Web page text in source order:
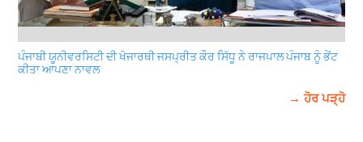
ਪੰਜਾਬੀ ਯੂਨੀਵਰਸਿਟੀ ਦੀ ਖੋਜਾਰਥੀ ਜਸਪ੍ਰੀਤ ਕੌਰ ਸਿੱਧੂ ਨੇ ਰਾਜਪਾਲ ਪੰਜਾਬ ਨੂੰ ਭੇਂਟ
ਕੀਤਾ ਆਪਣਾ ਨਾਵਲ
→ ਹੋਰ ਪੜ੍ਹੋ